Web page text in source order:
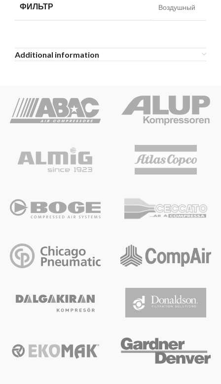
ФИЛЬТР Воздушный
Additional information